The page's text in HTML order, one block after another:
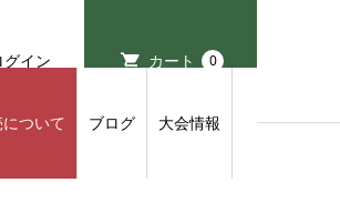
グイン カート 0
ついて ブログ 大会情報